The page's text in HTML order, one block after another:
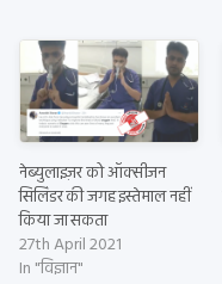
नेब्युलाइज़र को ऑक्सीजन
सिलिंडर की जगह इस्तेमाल नहीं
किया जा सकता
27th April 2021
In "विज्ञान"